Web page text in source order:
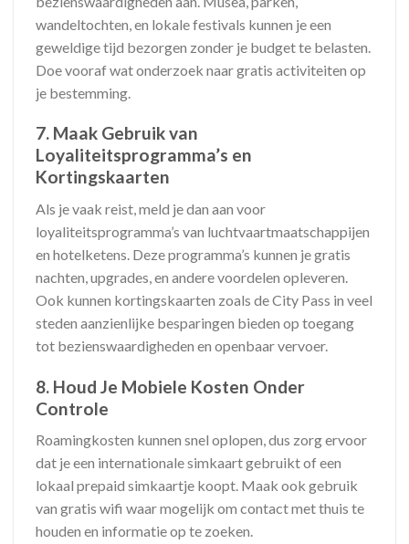
wandeltochten, en lokale festivals kunnen je een
geweldige tijd bezorgen zonder je budget te belasten.
Doe vooraf wat onderzoek naar gratis activiteiten op
je bestemming.
7. Maak Gebruik van
Loyaliteitsprogramma’s en
Kortingskaarten
Als je vaak reist, meld je dan aan voor
loyaliteitsprogramma’s van luchtvaartmaatschappijen
en hotelketens. Deze programma’s kunnen je gratis
nachten, upgrades, en andere voordelen opleveren.
Ook kunnen kortingskaarten zoals de City Pass in veel
steden aanzienlijke besparingen bieden op toegang
tot bezienswaardigheden en openbaar vervoer.
8. Houd Je Mobiele Kosten Onder
Controle
Roamingkosten kunnen snel oplopen, dus zorg ervoor
dat je een internationale simkaart gebruikt of een
lokaal prepaid simkaartje koopt. Maak ook gebruik
van gratis wifi waar mogelijk om contact met thuis te
houden en informatie op te zoeken.